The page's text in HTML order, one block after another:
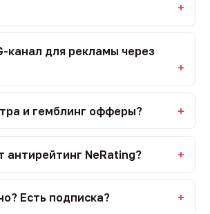
канал для рекламы через
и гемблинг офферы?
антирейтинг NeRating?
Есть подписка?